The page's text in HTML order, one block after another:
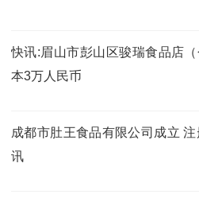
快讯:眉山市彭山区骏瑞食品店
本3万人民币
成都市肚王食品有限公司成立
讯